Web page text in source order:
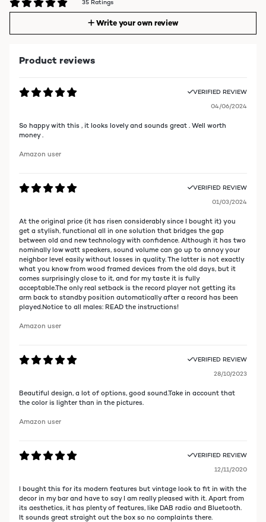
35 Ratings
Write your own review
Product reviews
VERIFIED REVIEW
04/06/2024
So happy with this , it looks lovely and sounds great . Well worth
money .
Amazon user
VERIFIED REVIEW
01/03/2024
At the original price (it has risen considerably since I bought it) you
get a stylish, functional all in one solution that bridges the gap
between old and new technology with confidence. Although it has two
nominally low watt speakers, sound volume can go up to annoy your
neighbor level easily without losses in quality. The latter is not exactly
what you know from wood framed devices from the old days, but it
comes surprisingly close to it, and for my taste it is fully
acceptable.The only real setback is the record player not getting its
arm back to standby position automatically after a record has been
played.Notice to all males: READ the instructions!
Amazon user
VERIFIED REVIEW
28/10/2023
Beautiful design, a lot of options, good sound.Take in account that
the color is lighter than in the pictures.
Amazon user
VERIFIED REVIEW
12/11/2020
I bought this for its modern features but vintage look to fit in with the
decor in my bar and have to say I am really pleased with it. Apart from
its aesthetics, it has plenty of features, like DAB radio and Bluetooth.
It sounds great straight out the box so no complaints there.